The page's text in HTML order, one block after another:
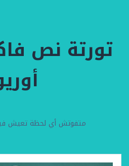
تورتة نص
متفوتش أي لحظة تعيش